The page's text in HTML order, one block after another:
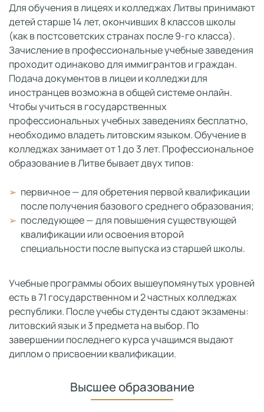
Для обучения в лицеях и колледжах Литвы принимают
детей старше 14 лет, окончивших 8 классов школы
(как в постсоветских странах после 9-го класса).
Зачисление в профессиональные учебные заведения
проходит одинаково для иммигрантов и граждан.
Подача документов в лицеи и колледжи для
иностранцев возможна в общей системе онлайн.
Чтобы учиться в государственных
профессиональных учебных заведениях бесплатно,
необходимо владеть литовским языком. Обучение в
колледжах занимает от 1 до 3 лет. Профессиональное
образование в Литве бывает двух типов:
первичное — для обретения первой квалификации
после получения базового среднего образования;
последующее — для повышения существующей
квалификации или освоения второй
специальности после выпуска из старшей школы.
Учебные программы обоих вышеупомянутых уровней
есть в 71 государственном и 2 частных колледжах
республики. После учебы студенты сдают экзамены:
литовский язык и 3 предмета на выбор. По
завершении последнего курса учащимся выдают
диплом о присвоении квалификации.
Высшее образование